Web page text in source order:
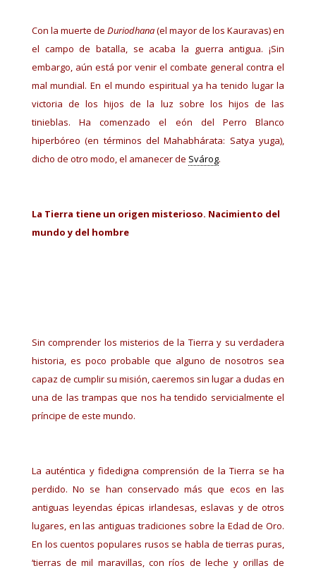
Con la muerte de Duriodhana(el mayor de los Kauravas) en
el campo de batalla, se acaba la guerra antigua. ¡Sin
embargo, aún está por venir el combate general contra el
mal mundial. En el mundo espiritual ya ha tenido lugar la
victoria de los hijos de la luz sobre los hijos de las
tinieblas. Ha comenzado el eón del Perro Blanco
hiperbóreo (en términos del Mahabhárata: Satya yuga),
dicho de otro modo, el amanecer de Svárog.
La Tierra tiene un origen misterioso. Nacimiento del
mundo y del hombre
Sin comprender los misterios de la Tierra y su verdadera
historia, es poco probable que alguno de nosotros sea
capaz de cumplir su misión, caeremos sin lugar a dudas en
una de las trampas que nos ha tendido servicialmente el
príncipe de este mundo.
La auténtica y fidedigna comprensión de la Tierra se ha
perdido. No se han conservado más que ecos en las
antiguas leyendas épicas irlandesas, eslavas y de otros
lugares, en las antiguas tradiciones sobre la Edad de Oro.
En los cuentos populares rusos se habla de tierras puras,
‘tierras de mil maravillas, con ríos de leche y orillas de